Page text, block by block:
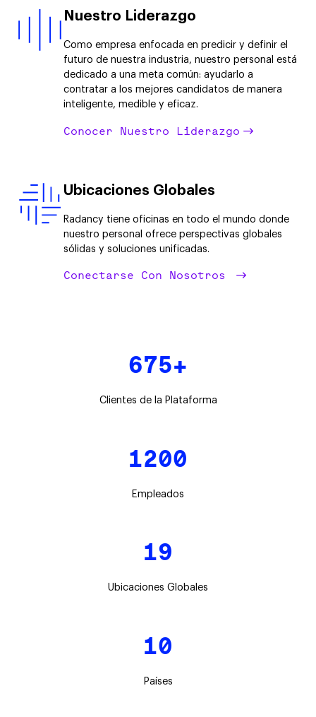
Nuestro Liderazgo
Como empresa enfocada en predicir y definir el
futuro de nuestra industria, nuestro personal está
dedicado a una meta común: ayudarlo a
contratar a los mejores candidatos de manera
inteligente, medible y eficaz.
Conocer Nuestro Liderazgo
Ubicaciones Globales
Radancy tiene oficinas en todo el mundo donde
nuestro personal ofrece perspectivas globales
sólidas y soluciones unificadas.
Conectarse Con Nosotros
675+
Clientes de la Plataforma
1200
Empleados
19
Ubicaciones Globales
10
Países